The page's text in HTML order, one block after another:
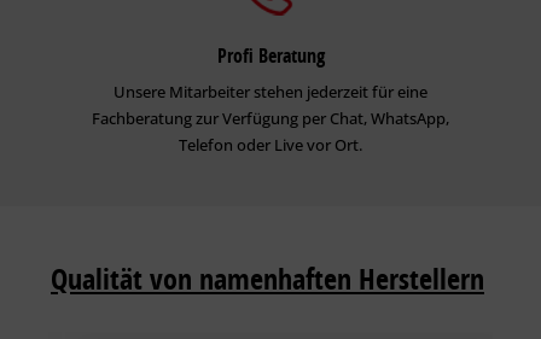
Profi Beratung
Unsere Mitarbeiter stehen jederzeit für eine
Fachberatung zur Verfügung per Chat, WhatsApp,
Telefon oder Live vor Ort.
Qualität von namenhaften Herstellern